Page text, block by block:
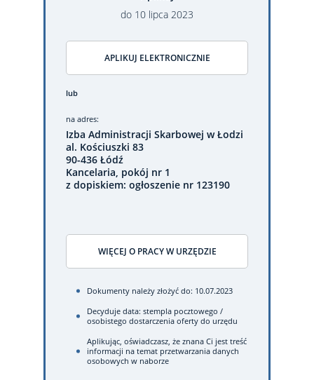
do 10 lipca 2023
APLIKUJ ELEKTRONICZNIE
lub
na adres:
Izba Administracji Skarbowej w Łodzi
al. Kościuszki 83
90-436 Łódź
Kancelaria, pokój nr 1
z dopiskiem: ogłoszenie nr 123190
WIĘCEJ O PRACY W URZĘDZIE
Dokumenty należy złożyć do: 10.07.2023
Decyduje data: stempla pocztowego /
osobistego dostarczenia oferty do urzędu
Aplikując, oświadczasz, że znana Ci jest treść
informacji na temat przetwarzania danych
osobowych w naborze